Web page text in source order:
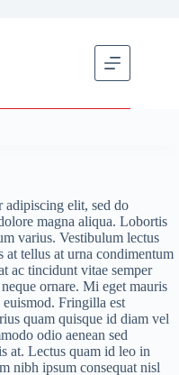
adipiscing elit, sed do
magna aliqua. Lobortis
varius. Vestibulum lectus
at tellus at urna condimentum
ac tincidunt vitae semper
ornare. Mi eget mauris
euismod. Fringilla est
quam quisque id diam vel
odio aenean sed
at. Lectus quam id leo in
nibh ipsum consequat nisl